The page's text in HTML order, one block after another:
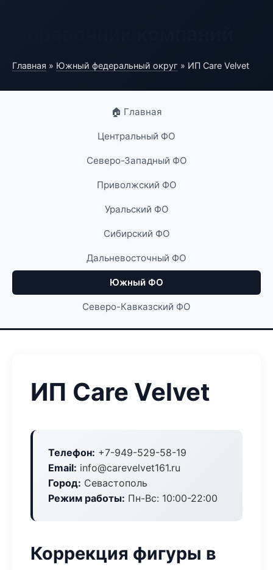
Главная » Южный федеральный округ » ИП Care Velvet
🏠 Главная
Центральный ФО
Северо-Западный ФО
Приволжский ФО
Уральский ФО
Сибирский ФО
Дальневосточный ФО
Южный ФО
Северо-Кавказский ФО
ИП Care Velvet
Телефон: +7-949-529-58-19
Email: info@carevelvet161.ru
Город: Севастополь
Режим работы: Пн-Вс: 10:00-22:00
Коррекция фигуры в